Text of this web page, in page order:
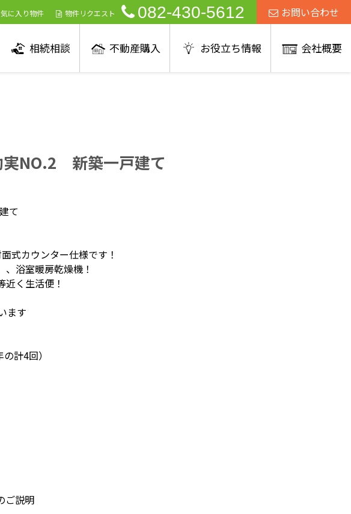
に入り物件 物件リクエスト 082-430-5612 お問い合わせ
相続相談 不動産購入 お役立ち情報 会社概要
実NO.2 新築一戸建て
て
式カウンター仕様です！
浴室暖房乾燥機！
く生活便！
ます
計4回）
ご説明